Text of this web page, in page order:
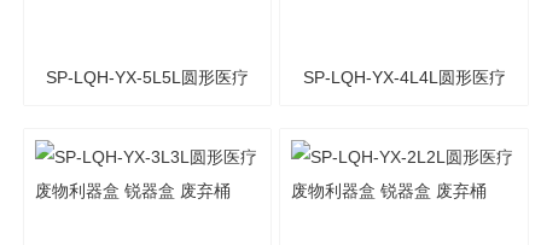
SP-LQH-YX-5L5L圆形医疗 SP-LQH-YX-4L4L圆形医疗